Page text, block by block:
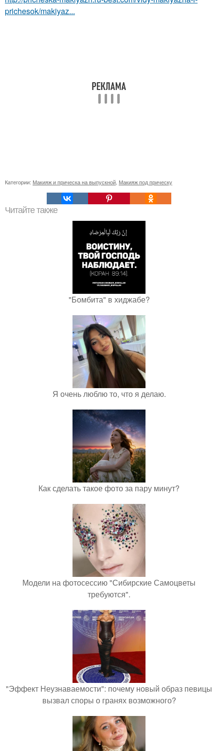
prichesok/makiyaz...
Категории: Макияж и прическа на выпускной Макияж под прическу
Читайте также
"Бомбита" в хиджабе?
Я очень люблю то, что я делаю.
Как сделать такое фото за пару минут?
Модели на фотосессию "Сибирские Самоцветы
требуются".
"Эффект Неузнаваемости": почему новый образ певицы
вызвал споры о гранях возможного?